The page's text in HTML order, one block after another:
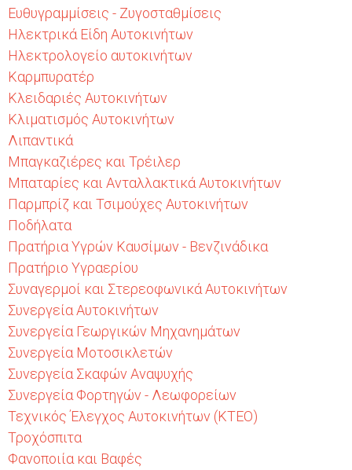
Ευθυγραμμίσεις - Ζυγοσταθμίσεις
Ηλεκτρικά Είδη Αυτοκινήτων
Ηλεκτρολογείο αυτοκινήτων
Καρμπυρατέρ
Κλειδαριές Αυτοκινήτων
Κλιματισμός Αυτοκινήτων
Λιπαντικά
Μπαγκαζιέρες και Τρέιλερ
Μπαταρίες και Ανταλλακτικά Αυτοκινήτων
Παρμπρίζ και Τσιμούχες Αυτοκινήτων
Ποδήλατα
Πρατήρια Υγρών Καυσίμων - Βενζινάδικα
Πρατήριο Υγραερίου
Συναγερμοί και Στερεοφωνικά Αυτοκινήτων
Συνεργεία Αυτοκινήτων
Συνεργεία Γεωργικών Μηχανημάτων
Συνεργεία Μοτοσικλετών
Συνεργεία Σκαφών Αναψυχής
Συνεργεία Φορτηγών - Λεωφορείων
Τεχνικός Έλεγχος Αυτοκινήτων (ΚΤΕΟ)
Τροχόσπιτα
Φανοποιία και Βαφές